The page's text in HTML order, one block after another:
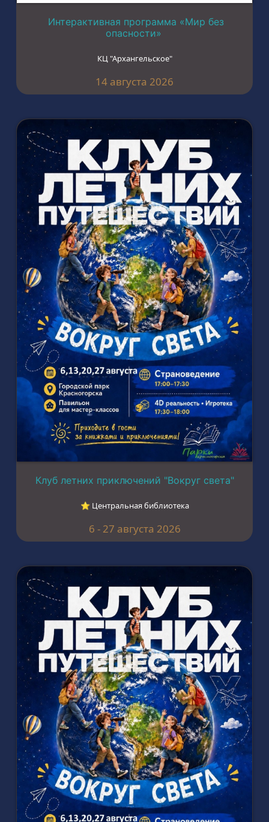
Интерактивная программа «Мир без
опасности»
КЦ "Архангельское"
14 августа 2026
Клуб летних приключений "Вокруг света"
⭐︎ Центральная библиотека
6 - 27 августа 2026